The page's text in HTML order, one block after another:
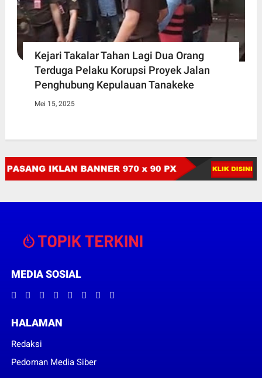
Kejari Takalar Tahan Lagi Dua Orang
Terduga Pelaku Korupsi Proyek Jalan
Penghubung Kepulauan Tanakeke
Mei 15, 2025
MEDIA SOSIAL
HALAMAN
Redaksi
Pedoman Media Siber